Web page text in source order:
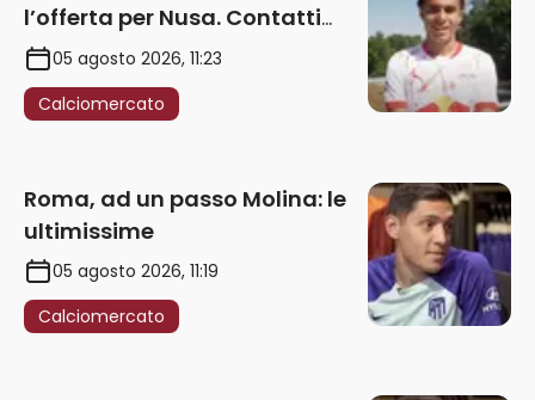
l’offerta per Nusa. Contatti
anche per Fofana
05 agosto 2026, 11:23
Calciomercato
Roma, ad un passo Molina: le
ultimissime
05 agosto 2026, 11:19
Calciomercato